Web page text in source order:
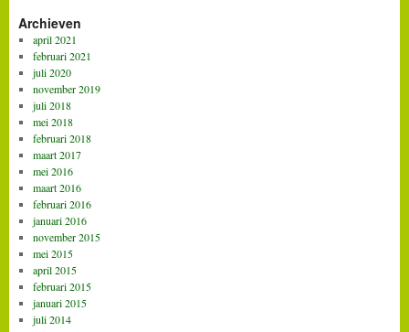
Archieven
april 2021
februari 2021
juli 2020
november 2019
juli 2018
mei 2018
februari 2018
maart 2017
mei 2016
maart 2016
februari 2016
januari 2016
november 2015
mei 2015
april 2015
februari 2015
januari 2015
juli 2014